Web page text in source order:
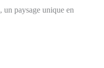
, un paysage unique en